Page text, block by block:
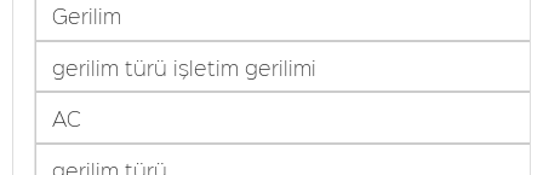
Gerilim
gerilim türü işletim gerilimi
AC
gerilim türü